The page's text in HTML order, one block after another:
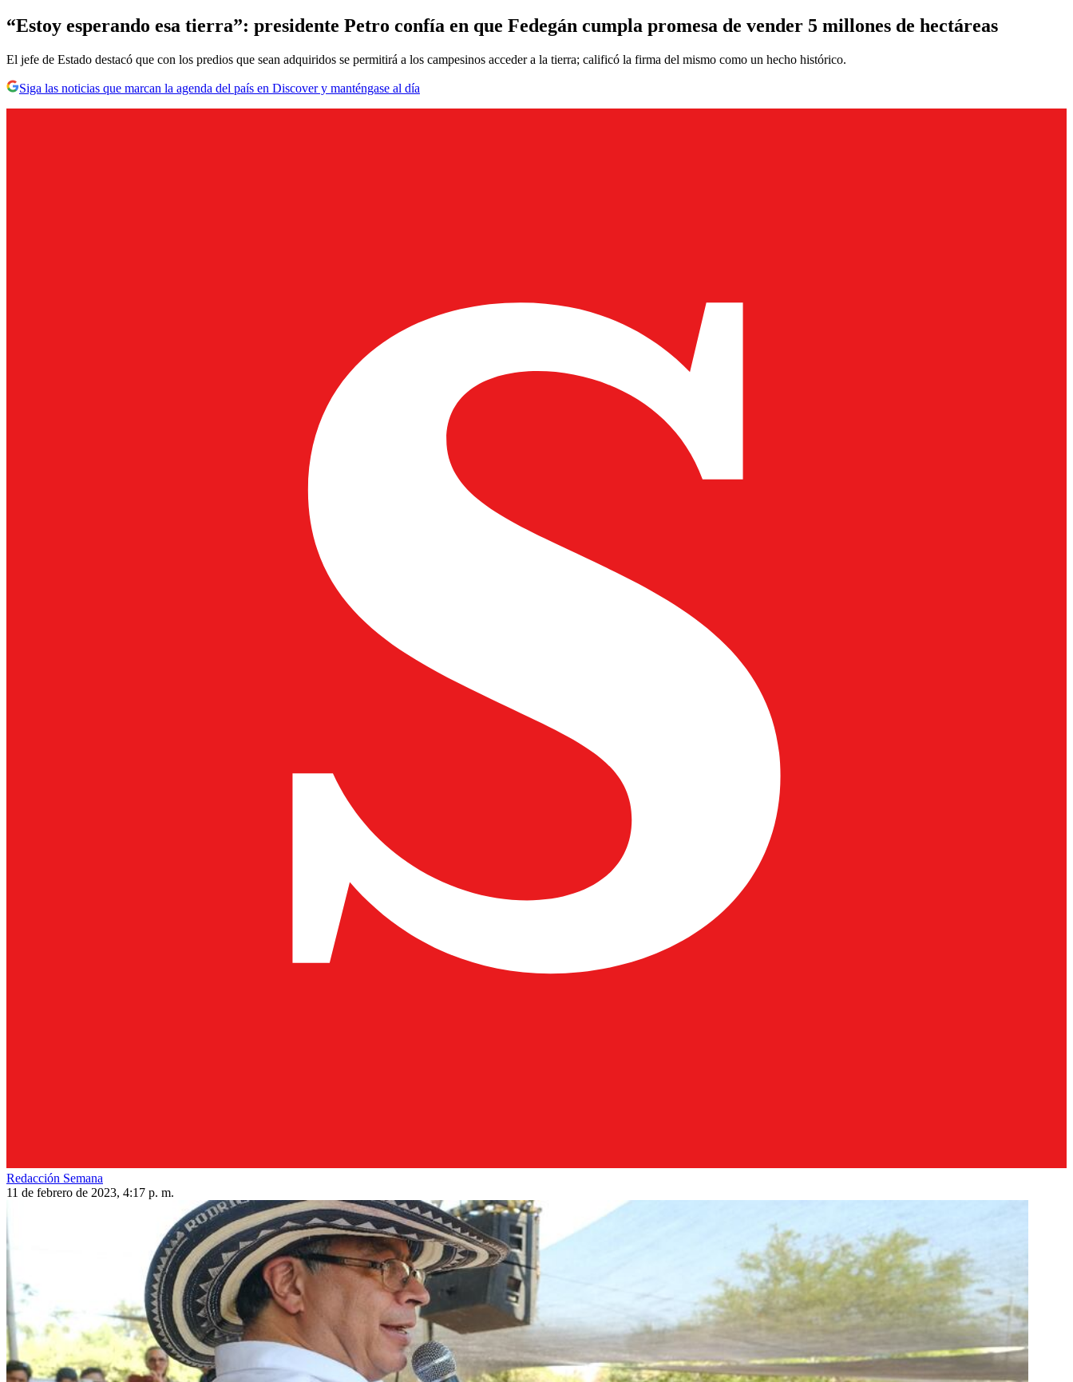
“Estoy esperando esa tierra”: presidente Petro confía en que Fedegán cumpla promesa de vender 5 millones de hectáreas
El jefe de Estado destacó que con los predios que sean adquiridos se permitirá a los campesinos acceder a la tierra; calificó la firma del mismo como un hecho histórico.
Siga las noticias que marcan la agenda del país en Discover y manténgase al día
Redacción Semana
11 de febrero de 2023, 4:17 p. m.